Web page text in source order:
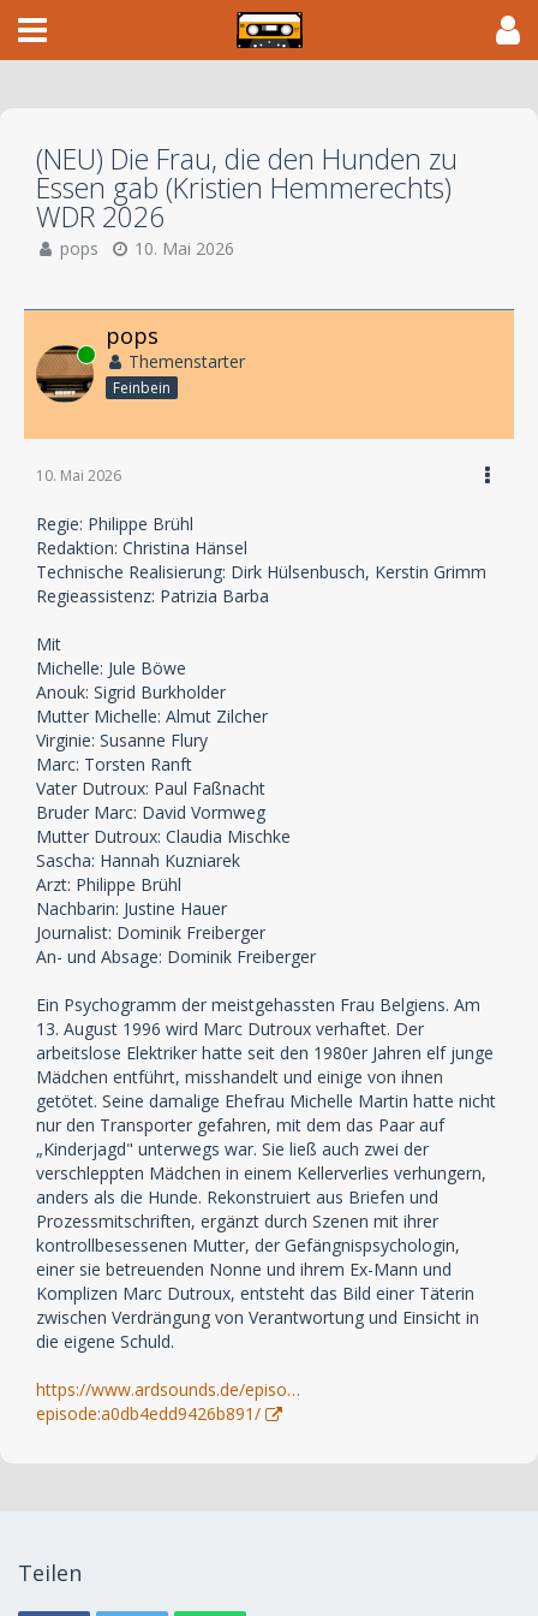
(NEU) Die Frau, die den Hunden zu
Essen gab (Kristien Hemmerechts)
WDR 2026
pops 10. Mai 2026
Online
pops
Themenstarter
Feinbein
10. Mai 2026
Regie: Philippe Brühl
Redaktion: Christina Hänsel
Technische Realisierung: Dirk Hülsenbusch, Kerstin Grimm
Regieassistenz: Patrizia Barba
Mit
Michelle: Jule Böwe
Anouk: Sigrid Burkholder
Mutter Michelle: Almut Zilcher
Virginie: Susanne Flury
Marc: Torsten Ranft
Vater Dutroux: Paul Faßnacht
Bruder Marc: David Vormweg
Mutter Dutroux: Claudia Mischke
Sascha: Hannah Kuzniarek
Arzt: Philippe Brühl
Nachbarin: Justine Hauer
Journalist: Dominik Freiberger
An- und Absage: Dominik Freiberger
Ein Psychogramm der meistgehassten Frau Belgiens. Am
13. August 1996 wird Marc Dutroux verhaftet. Der
arbeitslose Elektriker hatte seit den 1980er Jahren elf junge
Mädchen entführt, misshandelt und einige von ihnen
getötet. Seine damalige Ehefrau Michelle Martin hatte nicht
nur den Transporter gefahren, mit dem das Paar auf
„Kinderjagd" unterwegs war. Sie ließ auch zwei der
verschleppten Mädchen in einem Kellerverlies verhungern,
anders als die Hunde. Rekonstruiert aus Briefen und
Prozessmitschriften, ergänzt durch Szenen mit ihrer
kontrollbesessenen Mutter, der Gefängnispsychologin,
einer sie betreuenden Nonne und ihrem Ex-Mann und
Komplizen Marc Dutroux, entsteht das Bild einer Täterin
zwischen Verdrängung von Verantwortung und Einsicht in
die eigene Schuld.
https://www.ardsounds.de/episo…
episode:a0db4edd9426b891/
Teilen